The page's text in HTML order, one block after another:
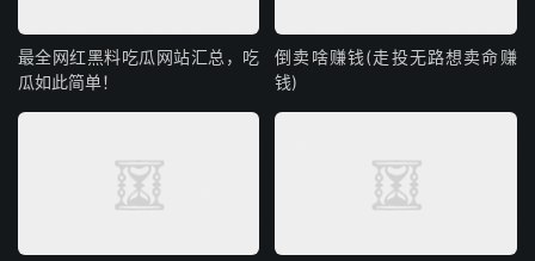
最全网红黑料吃瓜网站汇总，吃
瓜如此简单！
倒卖啥赚钱(走投无路想卖命赚
钱)